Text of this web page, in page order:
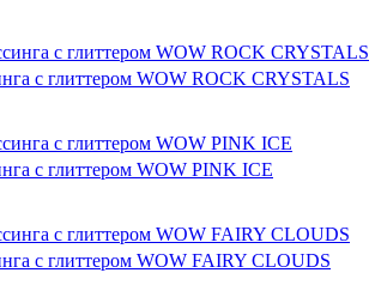
с глиттером WOW ROCK CRYSTALS
с глиттером WOW PINK ICE
с глиттером WOW FAIRY CLOUDS